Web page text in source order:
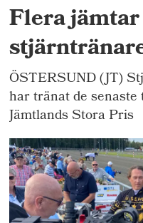
Flera
ÖSTERSUND (JT)
har tränat de
Jämtlands Stora Pris